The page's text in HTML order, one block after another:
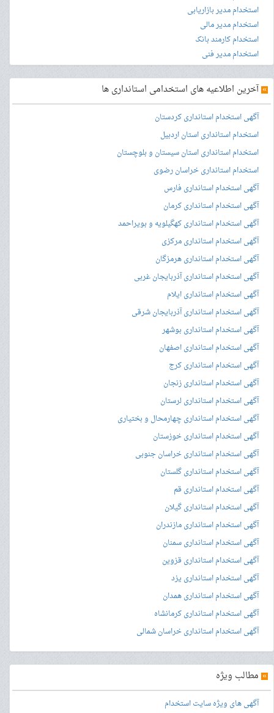
استخدام مدیر بازاریابی
استخدام مدیر مالی
استخدام کارمند بانک
استخدام مدیر فنی
»آخرین اطلاعیه های استخدامی استانداری ها
آگهی استخدام استانداری کردستان
استخدام استانداری استان اردبیل
استخدام استانداری استان سیستان و بلوچستان
استخدام استانداری خراسان رضوی
آگهی استخدام استانداری فارس
آگهی استخدام استانداری کرمان
آگهی استخدام استانداری کهگیلویه و بویراحمد
آگهی استخدام استانداری مرکزی
آگهی استخدام استانداری هرمزگان
آگهی استخدام استانداری آذربایجان غربی
آگهی استخدام استانداری ایلام
آگهی استخدام استانداری آذربایجان شرقی
آگهی استخدام استانداری بوشهر
آگهی استخدام استانداری اصفهان
آگهی استخدام استانداری کرج
آگهی استخدام استانداری زنجان
آگهی استخدام استانداری لرستان
آگهی استخدام استانداری چهارمحال و بختیاری
آگهی استخدام استانداری خوزستان
آگهی استخدام استانداری خراسان جنوبی
آگهی استخدام استانداری گلستان
آگهی استخدام استانداری قم
آگهی استخدام استانداری گیلان
آگهی استخدام استانداری مازندران
آگهی استخدام استانداری سمنان
آگهی استخدام استانداری قزوین
آگهی استخدام استانداری یزد
آگهی استخدام استانداری همدان
آگهی استخدام استانداری کرمانشاه
آگهی استخدام استانداری خراسان شمالی
» مطالب ویژه
آگهی های ویژه سایت استخدام